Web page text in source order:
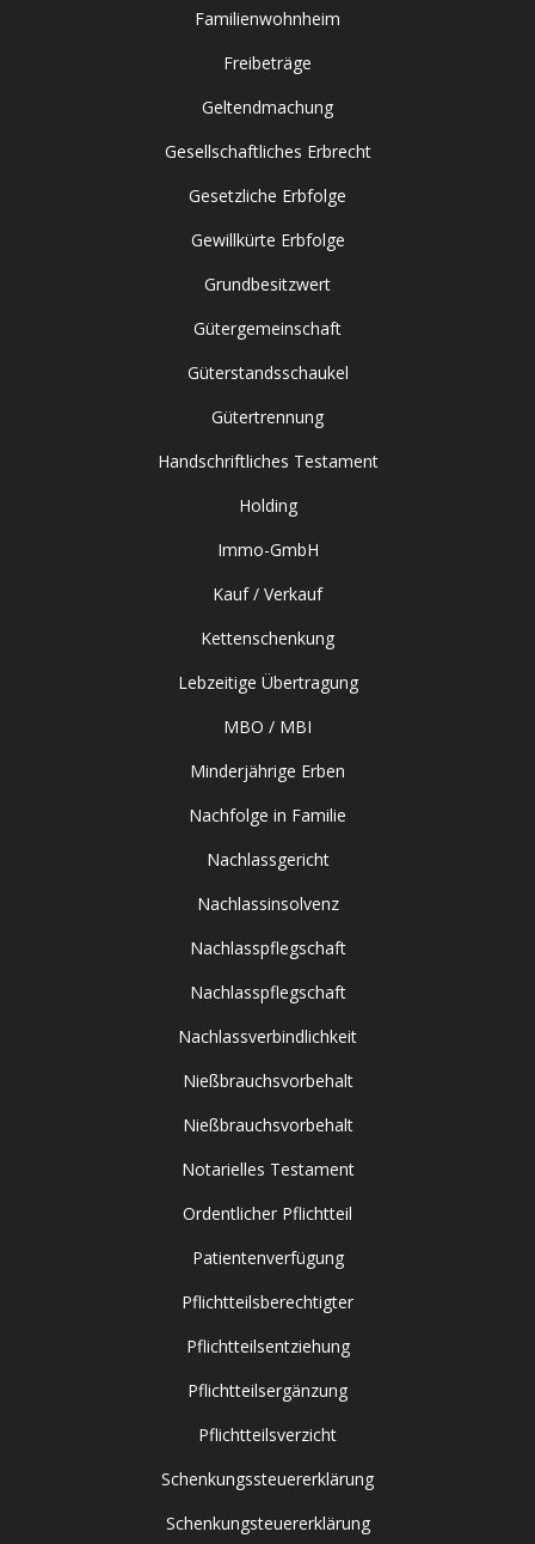
Familienwohnheim
Freibeträge
Geltendmachung
Gesellschaftliches Erbrecht
Gesetzliche Erbfolge
Gewillkürte Erbfolge
Grundbesitzwert
Gütergemeinschaft
Güterstandsschaukel
Gütertrennung
Handschriftliches Testament
Holding
Immo-GmbH
Kauf / Verkauf
Kettenschenkung
Lebzeitige Übertragung
MBO / MBI
Minderjährige Erben
Nachfolge in Familie
Nachlassgericht
Nachlassinsolvenz
Nachlasspflegschaft
Nachlasspflegschaft
Nachlassverbindlichkeit
Nießbrauchsvorbehalt
Nießbrauchsvorbehalt
Notarielles Testament
Ordentlicher Pflichtteil
Patientenverfügung
Pflichtteilsberechtigter
Pflichtteilsentziehung
Pflichtteilsergänzung
Pflichtteilsverzicht
Schenkungssteuererklärung
Schenkungsteuererklärung